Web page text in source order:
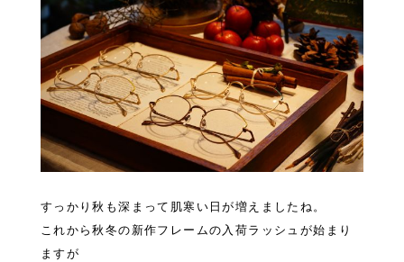
すっかり秋も深まって肌寒い日が増えましたね。
これから秋冬の新作フレームの入荷ラッシュが始まり
ますが